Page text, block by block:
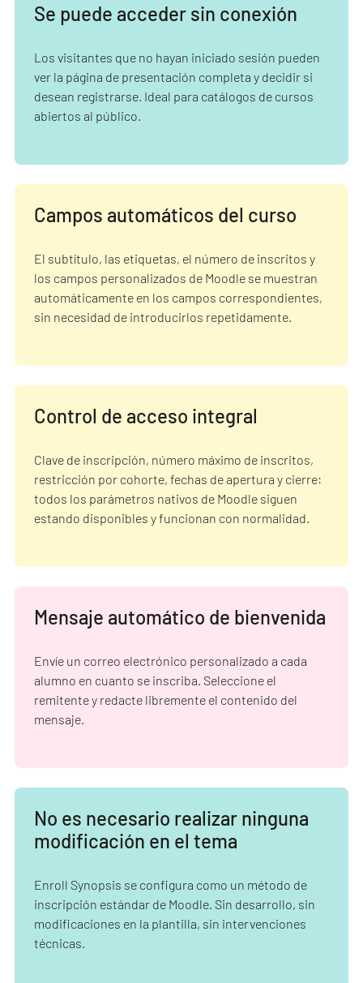
Se puede acceder sin conexión
Los visitantes que no hayan iniciado sesión pueden
ver la página de presentación completa y decidir si
desean registrarse. Ideal para catálogos de cursos
abiertos al público.
Campos automáticos del curso
El subtítulo, las etiquetas, el número de inscritos y
los campos personalizados de Moodle se muestran
automáticamente en los campos correspondientes,
sin necesidad de introducirlos repetidamente.
Control de acceso integral
Clave de inscripción, número máximo de inscritos,
restricción por cohorte, fechas de apertura y cierre:
todos los parámetros nativos de Moodle siguen
estando disponibles y funcionan con normalidad.
Mensaje automático de bienvenida
Envíe un correo electrónico personalizado a cada
alumno en cuanto se inscriba. Seleccione el
remitente y redacte libremente el contenido del
mensaje.
No es necesario realizar ninguna
modificación en el tema
Enroll Synopsis se configura como un método de
inscripción estándar de Moodle. Sin desarrollo, sin
modificaciones en la plantilla, sin intervenciones
técnicas.